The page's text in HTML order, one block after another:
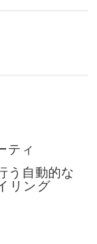
ティ
う自動的な
リング